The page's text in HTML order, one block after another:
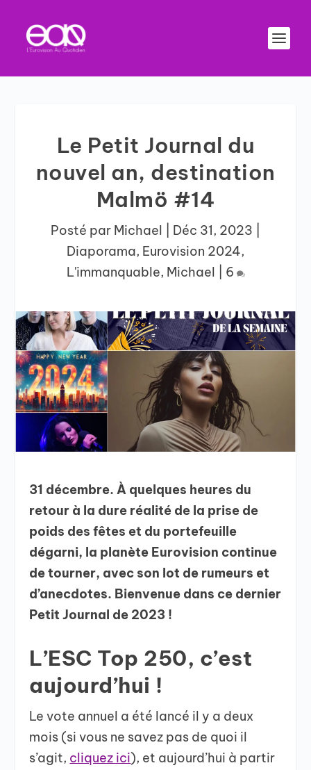
Le Petit Journal du
nouvel an, destination
Malmö #14
Posté par Michael Déc 31, 2023
Diaporama, Eurovision 2024,
L'immanquable, Michael 6
31 décembre. À quelques heures du
retour à la dure réalité de la prise de
poids des fêtes et du portefeuille
dégarni, la planète Eurovision continue
de tourner, avec son lot de rumeurs et
d’anecdotes. Bienvenue dans ce dernier
Petit Journal de 2023 !
L’ESC Top 250, c’est
aujourd’hui !
Le vote annuel a été lancé il y a deux
mois (si vous ne savez pas de quoi il
s’agit, cliquez ici), et aujourd’hui à partir